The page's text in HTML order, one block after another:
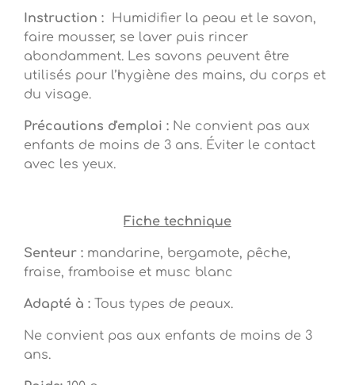
r
r
r
r
Instruction :
Humidifier la peau et le savon,
faire mousser, se laver puis rincer
abondamment. Les savons peuvent être
utilisés pour l’hygiène des mains, du corps et
du visage.
Précautions d'emploi : Ne convient pas aux
enfants de moins de 3 ans. Éviter le contact
avec les yeux.
Fiche technique
Senteur : mandarine, bergamote, pêche,
fraise, framboise et musc blanc
Adapté à : Tous types de peaux.
Ne convient pas aux enfants de moins de 3
ans.